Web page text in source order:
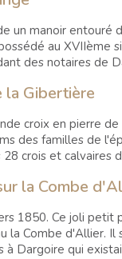
un manoir entouré
au XVIIème
des notaires de
la Gibertière
croix en pierre
des familles de
crois et calvaires
la Combe
1850. Ce joli petit
la Combe d'Allier. Il
à Dargoire qui